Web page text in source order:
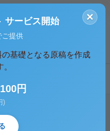
×
サービス開始
ご提供
基礎となる原稿を作成
円
)